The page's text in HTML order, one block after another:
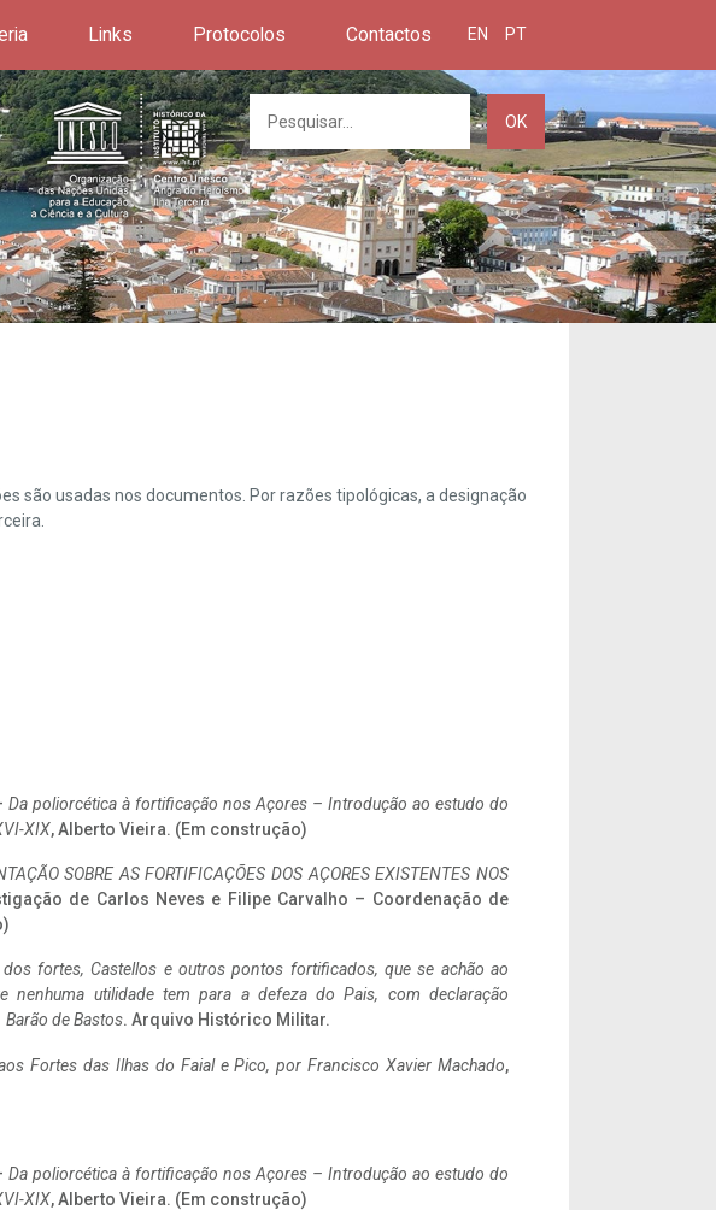
Links Protocolos Contactos EN PT
OK
são usadas nos documentos. Por razões tipológicas, a designação
Da poliorcética à fortificação nos Açores – Introdução ao estudo do
XIX, Alberto Vieira. (Em construção)
SOBRE AS FORTIFICAÇÕES DOS AÇORES EXISTENTES NOS
de Carlos Neves e Filipe Carvalho – Coordenação de
dos fortes, Castellos e outros pontos fortificados, que se achão ao
nenhuma utilidade tem para a defeza do Pais, com declaração
Barão de Bastos. Arquivo Histórico Militar.
Fortes das Ilhas do Faial e Pico, por Francisco Xavier Machado,
Da poliorcética à fortificação nos Açores – Introdução ao estudo do
XIX, Alberto Vieira. (Em construção)